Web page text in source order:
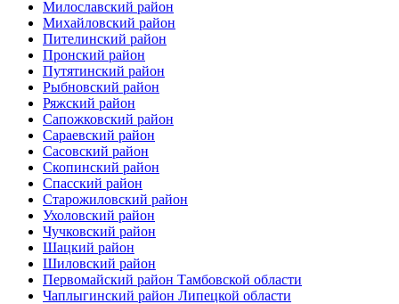
Милославский район
Михайловский район
Пителинский район
Пронский район
Путятинский район
Рыбновский район
Ряжский район
Сапожковский район
Сараевский район
Сасовский район
Скопинский район
Спасский район
Старожиловский район
Ухоловский район
Чучковский район
Шацкий район
Шиловский район
Первомайский район Тамбовской области
Чаплыгинский район Липецкой области